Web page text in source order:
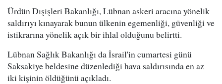
Ürdün Dışişleri Bakanlığı, Lübnan askeri aracına yönelik
saldırıyı kınayarak bunun ülkenin egemenliği, güvenliği ve
istikrarına yönelik açık bir ihlal olduğunu belirtti.
Lübnan Sağlık Bakanlığı da İsrail'in cumartesi günü
Saksakiye beldesine düzenlediği hava saldırısında en az
iki kişinin öldüğünü açıkladı.